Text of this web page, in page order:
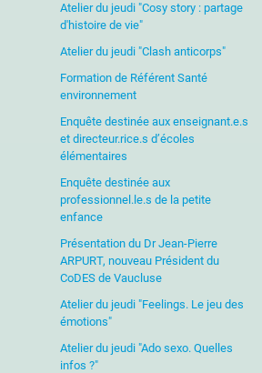
Atelier du jeudi "Cosy story : partage
d'histoire de vie"
Atelier du jeudi "Clash anticorps"
Formation de Référent Santé
environnement
Enquête destinée aux enseignant.e.s
et directeur.rice.s d’écoles
élémentaires
Enquête destinée aux
professionnel.le.s de la petite
enfance
Présentation du Dr Jean-Pierre
ARPURT, nouveau Président du
CoDES de Vaucluse
Atelier du jeudi "Feelings. Le jeu des
émotions"
Atelier du jeudi "Ado sexo. Quelles
infos ?"